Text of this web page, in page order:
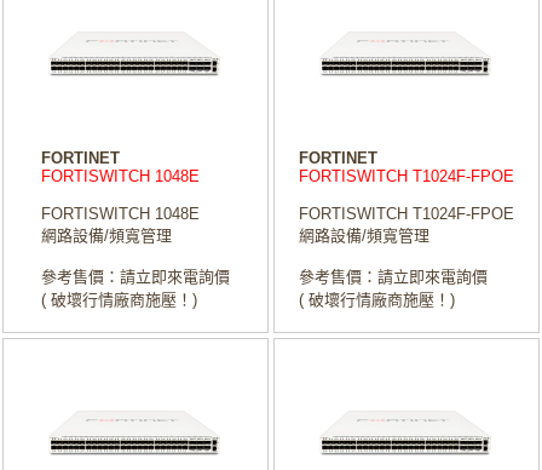
FORTINET
FORTISWITCH 1048E
FORTISWITCH 1048E
網路設備/頻寬管理
參考售價：請立即來電詢價
( 破壞行情廠商施壓！)
FORTINET
FORTISWITCH T1024F-FPOE
FORTISWITCH T1024F-FPOE
網路設備/頻寬管理
參考售價：請立即來電詢價
( 破壞行情廠商施壓！)